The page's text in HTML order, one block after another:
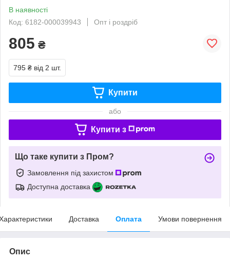
В наявності
Код: 6182-000039943
Опт і роздріб
805 ₴
795 ₴ від 2 шт.
Купити
або
Купити з
Що таке купити з Пром?
Замовлення під захистом
Доступна доставка
Доставка Оплата Умови повернення
Опис